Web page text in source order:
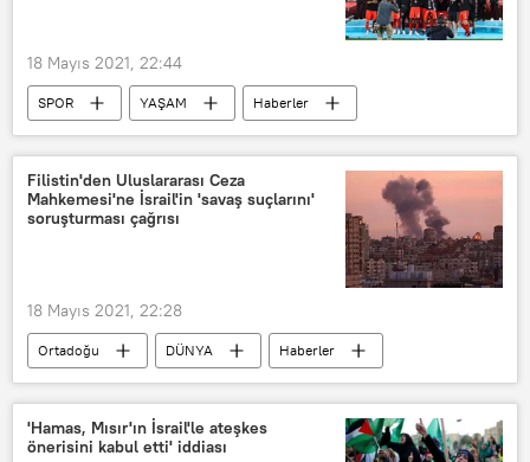
18 Mayıs 2021, 22:44
SPOR YAŞAM
Haberler
TÜRKİYE
Ziraat Türkiye Kupası
Antalyaspor
Beşiktaş
Filistin'den Uluslararası Ceza
Mahkemesi'ne İsrail'in 'savaş suçlarını'
soruşturması çağrısı
18 Mayıs 2021, 22:28
Ortadoğu DÜNYA
Haberler
İsrail
Birlemiş Milletler
Batı Şeria
Gazze
Riyad Mansur
'Hamas, Mısır'ın İsrail'le ateşkes
önerisini kabul etti' iddiası